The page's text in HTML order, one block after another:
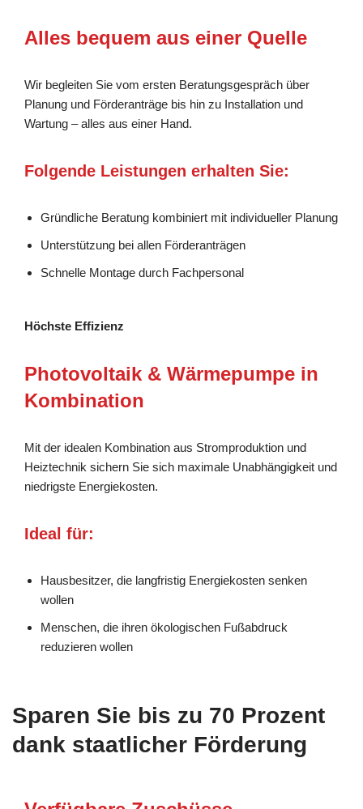
Alles bequem aus einer Quelle
Wir begleiten Sie vom ersten Beratungsgespräch über
Planung und Förderanträge bis hin zu Installation und
Wartung – alles aus einer Hand.
Folgende Leistungen erhalten Sie:
Gründliche Beratung kombiniert mit individueller Planung
Unterstützung bei allen Förderanträgen
Schnelle Montage durch Fachpersonal
Höchste Effizienz
Photovoltaik & Wärmepumpe in
Kombination
Mit der idealen Kombination aus Stromproduktion und
Heiztechnik sichern Sie sich maximale Unabhängigkeit und
niedrigste Energiekosten.
Ideal für:
Hausbesitzer, die langfristig Energiekosten senken
wollen
Menschen, die ihren ökologischen Fußabdruck
reduzieren wollen
Sparen Sie bis zu 70 Prozent
dank staatlicher Förderung